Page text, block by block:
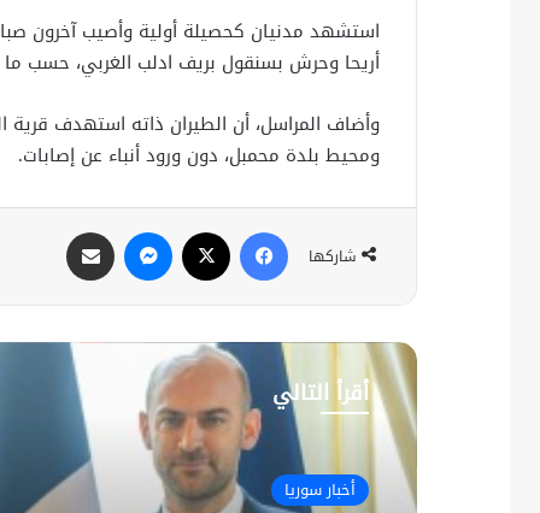
استشهد مدنيان كحصيلة أولية وأصيب آخرون
أريحا وحرش بسنقول بريف ادلب الغربي، حسب ما
وأضاف المراسل، أن الطيران ذاته استهدف
ومحيط بلدة محمبل، دون ورود أنباء عن إصابات.
شاركها
فيسبوك ماسنجر
أقرأ التالي
أخبار سوريا